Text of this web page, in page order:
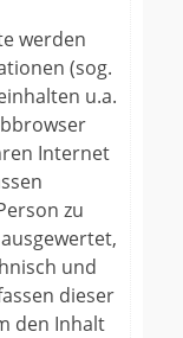
werden
(sog.
u.a.
Internet
zu
und
dieser
den Inhalt